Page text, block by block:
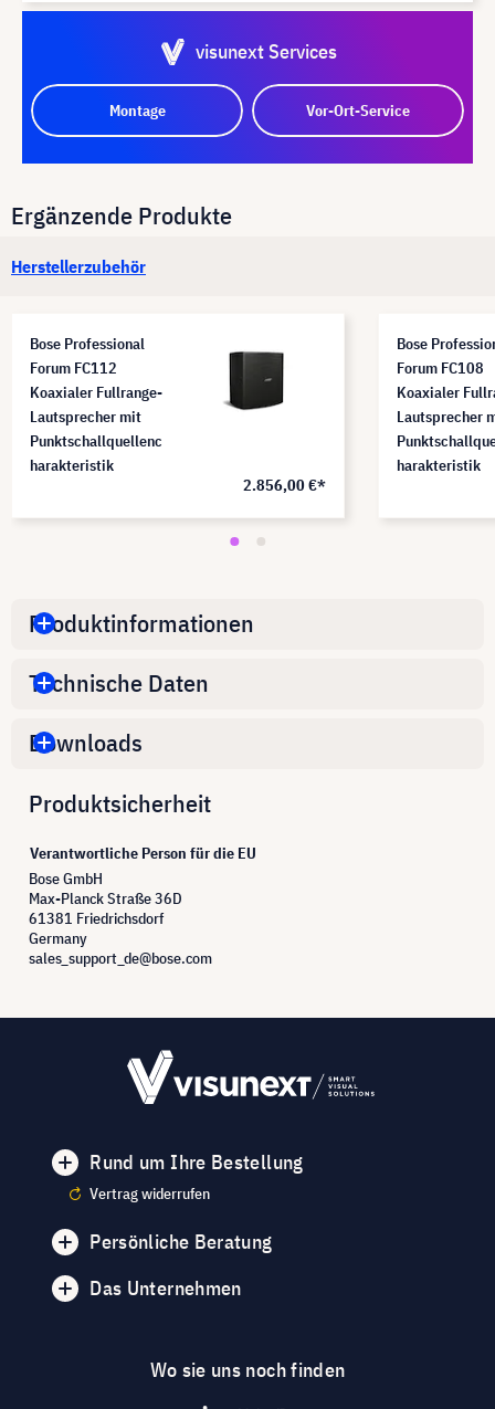
visunext Services
Montage Vor-Ort-Service
Ergänzende Produkte
Herstellerzubehör
Bose Professional
Forum FC112
Koaxialer Fullrange-
Lautsprecher mit
Punktschallquellenc
harakteristik
2.856,00 €*
Bose
Forum FC108
Koaxialer
Lautsprecher
harakteristik
Produktinformationen
Technische Daten
Downloads
Produktsicherheit
Verantwortliche Person für die EU
Bose GmbH
Max-Planck Straße 36D
61381 Friedrichsdorf
Germany
sales_support_de@bose.com
Rund um Ihre Bestellung
Vertrag widerrufen
Persönliche Beratung
Das Unternehmen
Wo sie uns noch finden